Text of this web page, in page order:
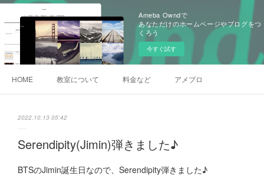
Ameba Owndで
あなただけのホームページやブログをつ
くろう
今すぐ試す
HOME 教室について 料金など アメブロ
2022.10.13 05:42
Serendipity(Jimin)弾きました♪
BTSのJimin誕生日なので、Serendipity弾きました♪